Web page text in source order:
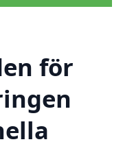
för